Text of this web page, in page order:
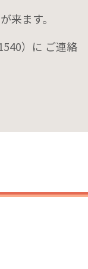
来ます。
）に ご連絡